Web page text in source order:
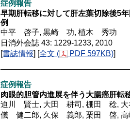
症例報告
早期肝転移に対して肝左葉切除後5
例
中平 啓子, 黒崎 功, 植木 秀功
日消外会誌 43: 1229-1233, 2010
[書誌情報] [全文 ( PDF 597KB)]
症例報告
肉眼的胆管内進展を伴う大腸癌肝転
迫川 賢士, 大田 耕司, 棚田 稔,
儀 健二郎, 久保 義郎, 栗田 啓,